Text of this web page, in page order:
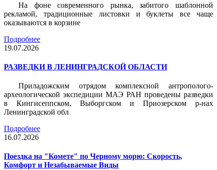
На фоне современного рынка, забитого шаблонной
рекламой, традиционные листовки и буклеты все чаще
оказываются в корзине
Подробнее
19.07.2026
РАЗВЕДКИ В ЛЕНИНГРАДСКОЙ ОБЛАСТИ
Приладожским отрядом комплексной антрополого-
археологической экспедиции МАЭ РАН проведены разведки
в Кингисеппском, Выборгском и Приозерском р-нах
Ленинградской обл
Подробнее
16.07.2026
Поездка на "Комете" по Черному морю: Скорость,
Комфорт и Незабываемые Виды